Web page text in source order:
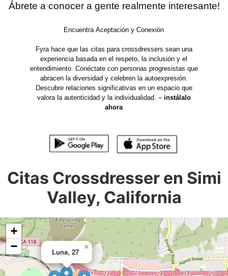
Ábrete a conocer a gente realmente interesante!
Encuentra Aceptación y Conexión
Fyra hace que las citas para crossdressers sean una
experiencia basada en el respeto, la inclusión y el
entendimiento. Conéctate con personas progresistas que
abracen la diversidad y celebren la autoexpresión.
Descubre relaciones significativas en un espacio que
valora la autenticidad y la individualidad. – instálalo
ahora
Citas Crossdresser en Simi
Valley, California
Luna, 27
×
+
−